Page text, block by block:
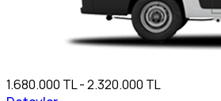
1.680.000 TL - 2.320.000 TL